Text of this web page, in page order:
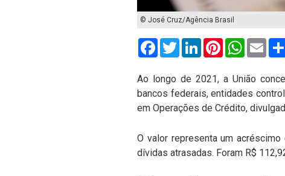
© José Cruz/Agência Brasil
FacebookTwitterLinkedInPinterest
Ao longo de 2021, a União
bancos federais, entidades
em Operações de Crédito,
O valor representa um
dívidas atrasadas. Foram R$